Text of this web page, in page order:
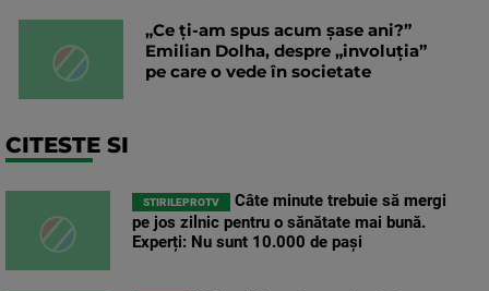
„Ce ți-am spus acum șase ani?”
Emilian Dolha, despre „involuția”
pe care o vede în societate
CITESTE SI
STIRILEPROTV
Câte minute trebuie să mergi
pe jos zilnic pentru o sănătate mai bună.
Experți: Nu sunt 10.000 de pași